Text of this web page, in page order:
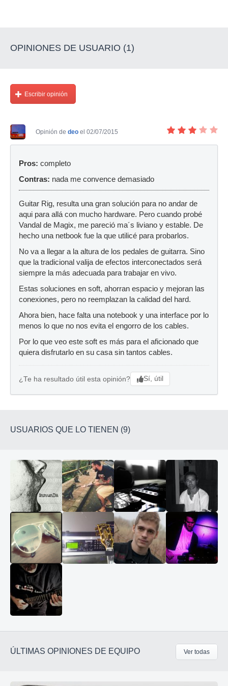
OPINIONES DE USUARIO (1)
Escribir opinión
Opinión de deo el 02/07/2015
Pros: completo
Contras: nada me convence demasiado
Guitar Rig, resulta una gran solución para no andar de
aqui para allá con mucho hardware. Pero cuando probé
Vandal de Magix, me pareció ma´s liviano y estable. De
hecho una netbook fue la que utilicé para probarlos.
No va a llegar a la altura de los pedales de guitarra. Sino
que la tradicional valija de efectos interconectados será
siempre la más adecuada para trabajar en vivo.
Estas soluciones en soft, ahorran espacio y mejoran las
conexiones, pero no reemplazan la calidad del hard.
Ahora bien, hace falta una notebook y una interface por lo
menos lo que no nos evita el engorro de los cables.
Por lo que veo este soft es más para el aficionado que
quiera disfrutarlo en su casa sin tantos cables.
¿Te ha resultado útil esta opinión? Sí, útil
USUARIOS QUE LO TIENEN (9)
ÚLTIMAS OPINIONES DE EQUIPO Ver todas